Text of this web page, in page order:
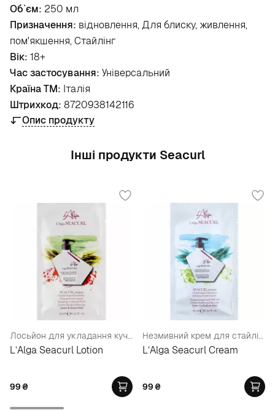
Об`єм: 250 мл
Призначення: відновлення, Для блиску, живлення,
пом'якшення, Стайлінг
Вік: 18+
Час застосування: Універсальний
Країна ТМ: Італія
Штрихкод: 8720938142116
Опис продукту
Інші продукти Seacurl
Лосьйон для укладання кучерявого волосся (пробник)
L’Alga Seacurl Lotion
99₴
Незмивний крем для стайлінгу (пробник)
L’Alga Seacurl Cream
99₴